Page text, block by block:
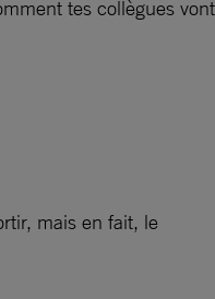
tes collègues vont
mais en fait, le